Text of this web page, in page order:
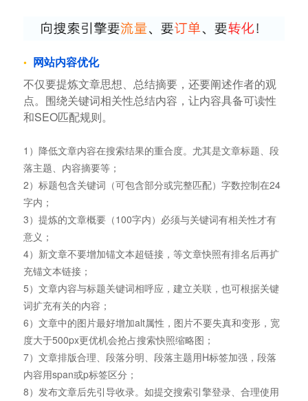
网站内容优化
不仅要提炼文章思想、总结摘要，还要阐述作者的观
点。围绕关键词相关性总结内容，让内容具备可读性
和SEO匹配规则。
1）降低文章内容在搜索结果的重合度。尤其是文章标题、段
落主题、内容摘要等；
2）标题包含关键词（可包含部分或完整匹配）字数控制在24
字内；
3）提炼的文章概要（100字内）必须与关键词有相关性才有
意义；
4）新文章不要增加锚文本超链接，等文章快照有排名后再扩
充锚文本链接；
5）文章内容与标题关键词相呼应，建立关联，也可根据关键
词扩充有关的内容；
6）文章中的图片最好增加alt属性，图片不要失真和变形，宽
度大于500px更优机会抢占搜索快照缩略图；
7）文章排版合理、段落分明、段落主题用H标签加强，段落
内容用span或p标签区分；
8）发布文章后先引导收录。如提交搜索引擎登录、合理使用